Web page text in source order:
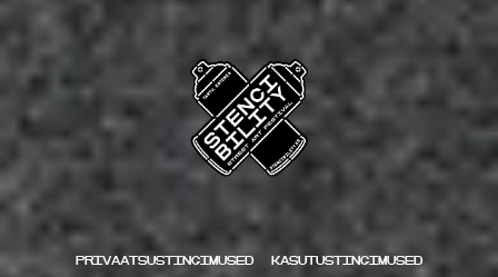
Privaatsustingimused kasutustingimused